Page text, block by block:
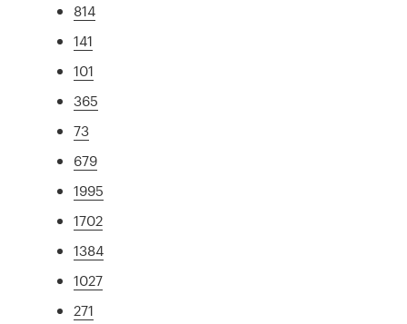
814
141
101
365
73
679
1995
1702
1384
1027
271